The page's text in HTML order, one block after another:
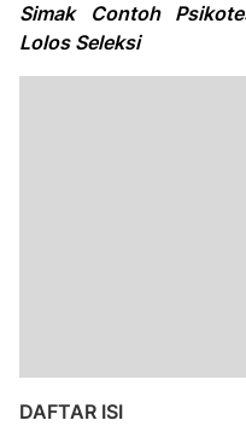
Simak Contoh
Lolos Seleksi
DAFTAR ISI